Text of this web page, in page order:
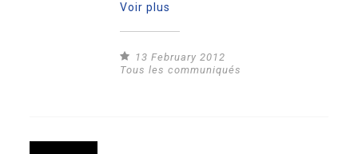
Voir plus
13 February 2012
Tous les communiqués